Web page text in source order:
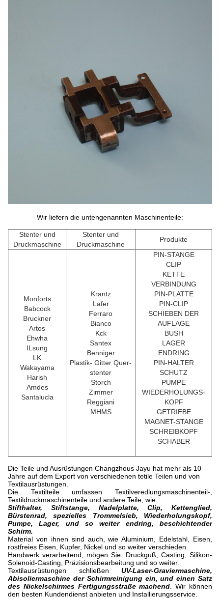
Wir liefern die untengenannten Maschinenteile:
Stenter und
Druckmaschine
Stenter und
Druckmaschine
Produkte
Monforts
Babcock
Bruckner
Artos
Ehwha
ILsung
LK
Wakayama
Harish
Amdes
Santalucla
Krantz
Lafer
Ferraro
Bianco
Kck
Santex
Benniger
Plastik- Gitter Quer-
stenter
Storch
Zimmer
Reggiani
MHMS
PIN-STANGE
CLIP
KETTE
VERBINDUNG
PIN-PLATTE
PIN-CLIP
SCHIEBEN DER
AUFLAGE
BUSH
LAGER
ENDRING
PIN-HALTER
SCHUTZ
PUMPE
WIEDERHOLUNGS-
KOPF
GETRIEBE
MAGNET-STANGE
SCHREIBKOPF
SCHABER
Die Teile und Ausrüstungen Changzhous Jayu hat mehr als 10
Jahre auf dem Export von verschiedenen tetile Teilen und von
Textilausrüstungen.
Die Textilteile umfassen Textilveredlungsmaschinenteil-,
Textildruckmaschinenteile und andere Teile, wie:
Stifthalter, Stiftstange, Nadelplatte, Clip, Kettenglied,
Bürstenrad, spezielles Trommelsieb, Wiederholungskopf,
Pumpe, Lager, und so weiter endring, beschichtender
Schirm.
Material von ihnen sind auch, wie Aluminium, Edelstahl, Eisen,
rostfreies Eisen, Kupfer, Nickel und so weiter verschieden.
Handwerk verarbeitend, mögen Sie: Druckguß, Casting, Silikon-
Solenoid-Casting, Präzisionsbearbeitung und so weiter.
Textilausrüstungen schließen UV-Laser-Graviermaschine,
Abisoliermaschine der Schirmreinigung ein, und einen Satz
des Nickelschirmes Fertigungsstraße machend . Wir können
den besten Kundendienst anbieten und Installierungsservice.